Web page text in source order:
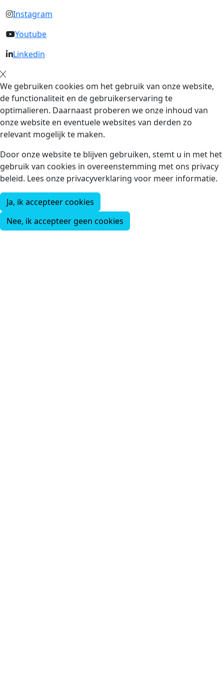
Instagram
Youtube
Linkedin
We gebruiken cookies om het gebruik van onze website,
de functionaliteit en de gebruikerservaring te
optimalieren. Daarnaast proberen we onze inhoud van
onze website en eventuele websites van derden zo
relevant mogelijk te maken.
Door onze website te blijven gebruiken, stemt u in met het
gebruik van cookies in overeenstemming met ons privacy
beleid. Lees onze privacyverklaring voor meer informatie.
Ja, ik accepteer cookies
Nee, ik accepteer geen cookies